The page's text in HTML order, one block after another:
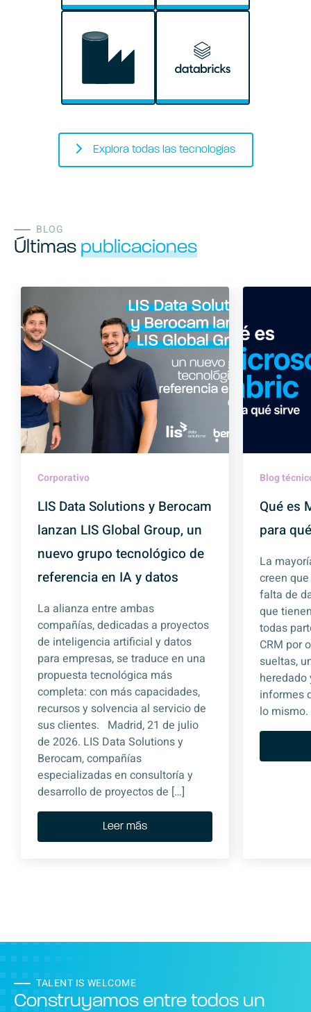
Explora todas las tecnologías
BLOG
Últimas publicaciones
Corporativo
LIS Data Solutions y Berocam
lanzan LIS Global Group, un
nuevo grupo tecnológico de
referencia en IA y datos
La alianza entre ambas
compañías, dedicadas a proyectos
de inteligencia artificial y datos
para empresas, se traduce en una
propuesta tecnológica más
completa: con más capacidades,
recursos y solvencia al servicio de
sus clientes. Madrid, 21 de julio
de 2026. LIS Data Solutions y
Berocam, compañías
especializadas en consultoría y
desarrollo de proyectos de […]
Leer más
Blog
Qué es
para
La
creen
falta de
que
todas
CRM por
sueltas,
informes
lo
TALENT IS WELCOME
Construyamos entre todos un